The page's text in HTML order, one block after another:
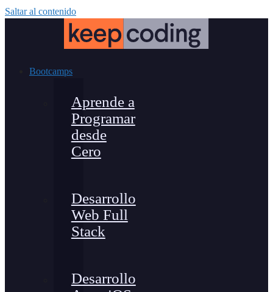
Saltar al contenido
Bootcamps
Aprende a
Programar
desde
Cero
Desarrollo
Web Full
Stack
Desarrollo